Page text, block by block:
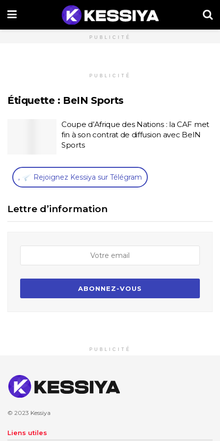
PUBLICITÉ
PUBLICITÉ
Étiquette : BeIN Sports
Coupe d’Afrique des Nations : la CAF met
fin à son contrat de diffusion avec BeIN
Sports
, Rejoignez Kessiya sur Télégram
Lettre d’information
PUBLICITÉ
© 2023 Kessiya
Liens utiles